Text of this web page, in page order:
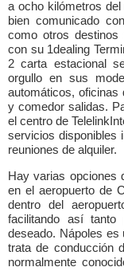
a ocho kilómetros
bien comunicado
como otros destinos
con su 1dealing
2 carta estacional
orgullo en sus
automáticos,
y comedor salidas.
el centro de
servicios disponibles
reuniones de alquiler.
Hay varias opciones
en el aeropuerto de
dentro del
facilitando así
deseado. Nápoles
trata de conducción
normalmente